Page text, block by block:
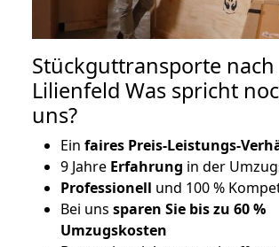
Stückguttransporte nach
Lilienfeld Was spricht
uns?
Ein faires Preis-Leistungs-
9 Jahre Erfahrung in der
Professionell und 100 %
Bei uns sparen Sie bis zu 60 %
Umzugskosten